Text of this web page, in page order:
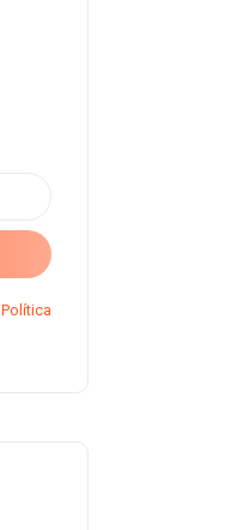
Política